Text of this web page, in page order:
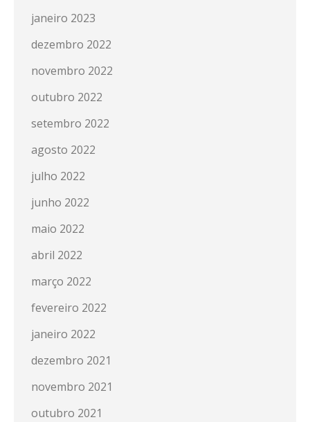
janeiro 2023
dezembro 2022
novembro 2022
outubro 2022
setembro 2022
agosto 2022
julho 2022
junho 2022
maio 2022
abril 2022
março 2022
fevereiro 2022
janeiro 2022
dezembro 2021
novembro 2021
outubro 2021